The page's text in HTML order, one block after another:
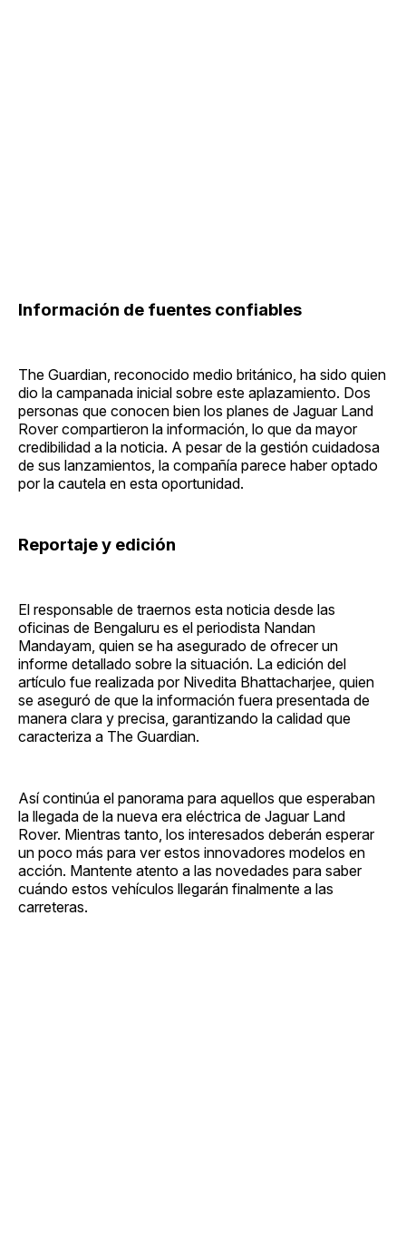
Información de fuentes confiables
The Guardian, reconocido medio británico, ha sido quien
dio la campanada inicial sobre este aplazamiento. Dos
personas que conocen bien los planes de Jaguar Land
Rover compartieron la información, lo que da mayor
credibilidad a la noticia. A pesar de la gestión cuidadosa
de sus lanzamientos, la compañía parece haber optado
por la cautela en esta oportunidad.
Reportaje y edición
El responsable de traernos esta noticia desde las
oficinas de Bengaluru es el periodista Nandan
Mandayam, quien se ha asegurado de ofrecer un
informe detallado sobre la situación. La edición del
artículo fue realizada por Nivedita Bhattacharjee, quien
se aseguró de que la información fuera presentada de
manera clara y precisa, garantizando la calidad que
caracteriza a The Guardian.
Así continúa el panorama para aquellos que esperaban
la llegada de la nueva era eléctrica de Jaguar Land
Rover. Mientras tanto, los interesados deberán esperar
un poco más para ver estos innovadores modelos en
acción. Mantente atento a las novedades para saber
cuándo estos vehículos llegarán finalmente a las
carreteras.